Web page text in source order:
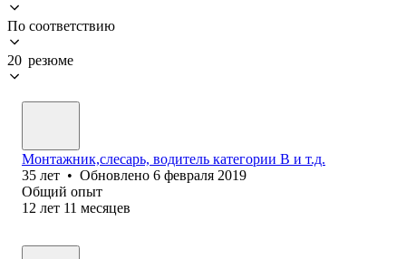
По соответствию
20 резюме
Монтажник,слесарь, водитель категории B и т.д.
35 лет • Обновлено 6 февраля 2019
Общий опыт
12 лет 11 месяцев